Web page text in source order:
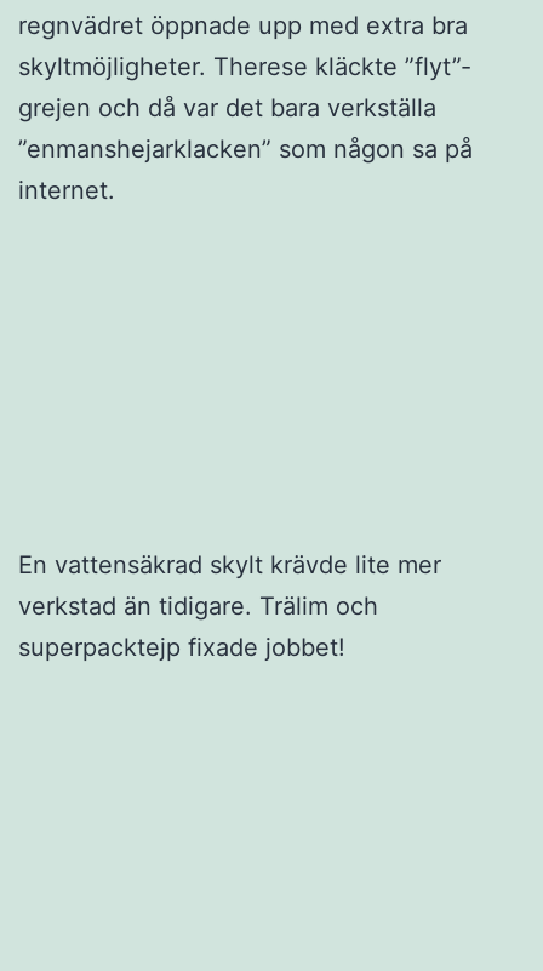
regnvädret öppnade upp med extra bra
skyltmöjligheter. Therese kläckte ”flyt”-
grejen och då var det bara verkställa
”enmanshejarklacken” som någon sa på
internet.
En vattensäkrad skylt krävde lite mer
verkstad än tidigare. Trälim och
superpacktejp fixade jobbet!